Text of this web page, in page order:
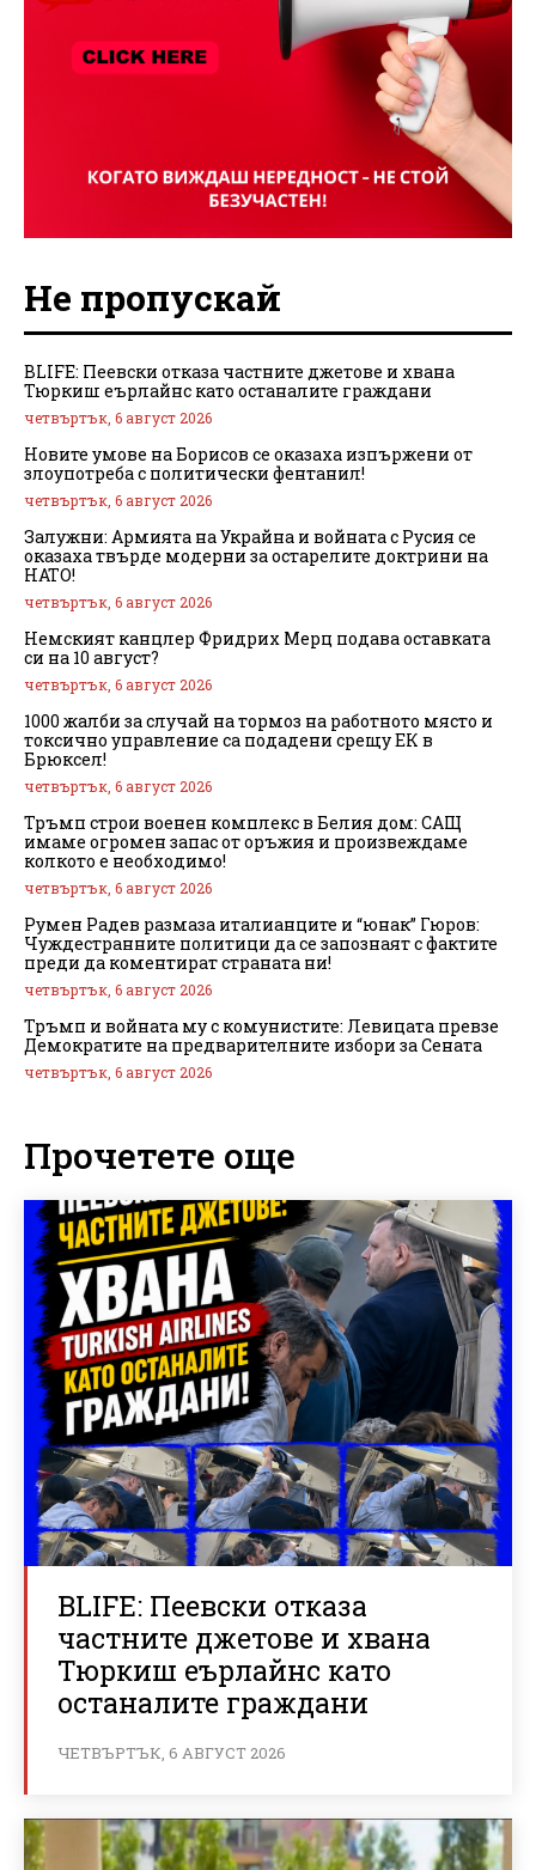
Не пропускай
BLIFE: Пеевски отказа частните джетове и хвана
Тюркиш еърлайнс като останалите граждани
четвъртък, 6 август 2026
Новите умове на Борисов се оказаха изпържени от
злоупотреба с политически фентанил!
четвъртък, 6 август 2026
Залужни: Армията на Украйна и войната с Русия се
оказаха твърде модерни за остарелите доктрини на
НАТО!
четвъртък, 6 август 2026
Немският канцлер Фридрих Мерц подава оставката
си на 10 август?
четвъртък, 6 август 2026
1000 жалби за случай на тормоз на работното място и
токсично управление са подадени срещу ЕК в
Брюксел!
четвъртък, 6 август 2026
Тръмп строи военен комплекс в Белия дом: САЩ
имаме огромен запас от оръжия и произвеждаме
колкото е необходимо!
четвъртък, 6 август 2026
Румен Радев размаза италианците и “юнак” Гюров:
Чуждестранните политици да се запознаят с фактите
преди да коментират страната ни!
четвъртък, 6 август 2026
Тръмп и войната му с комунистите: Левицата превзе
Демократите на предварителните избори за Сената
четвъртък, 6 август 2026
Прочетете още
BLIFE: Пеевски отказа
частните джетове и хвана
Тюркиш еърлайнс като
останалите граждани
ЧЕТВЪРТЪК, 6 АВГУСТ 2026